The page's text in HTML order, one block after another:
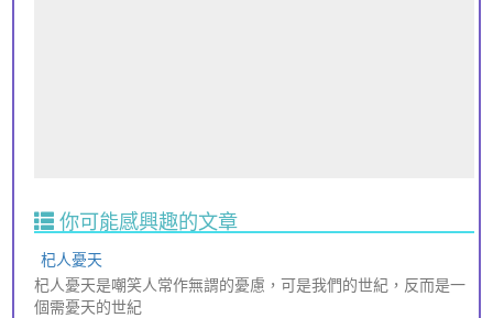
你可能感興趣的文章
杞人憂天
杞人憂天是嘲笑人常作無謂的憂慮，可是我們的世紀，反而是一
個需憂天的世紀